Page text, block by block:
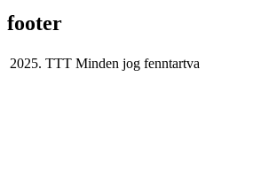
footer
2025. TTT Minden jog fenntartva